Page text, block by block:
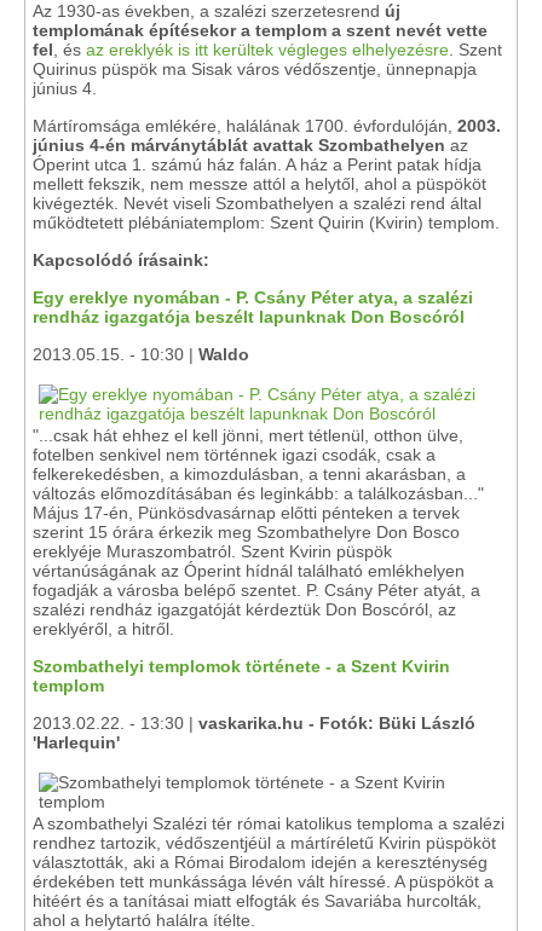
Az 1930-as években, a szalézi szerzetesrend új
templomának építésekor a templom a szent nevét vette
fel , és az ereklyék is itt kerültek végleges elhelyezésre . Szent
Quirinus püspök ma Sisak város védőszentje, ünnepnapja
június 4.
Mártíromsága emlékére, halálának 1700. évfordulóján, 2003.
június 4-én márványtáblát avattak Szombathelyen az
Óperint utca 1. számú ház falán. A ház a Perint patak hídja
mellett fekszik, nem messze attól a helytől, ahol a püspököt
kivégezték. Nevét viseli Szombathelyen a szalézi rend által
működtetett plébániatemplom: Szent Quirin (Kvirin) templom.
Kapcsolódó írásaink:
Egy ereklye nyomában - P. Csány Péter atya, a szalézi
rendház igazgatója beszélt lapunknak Don Boscóról
2013.05.15. - 10:30 | Waldo
"...csak hát ehhez el kell jönni, mert tétlenül, otthon ülve,
fotelben senkivel nem történnek igazi csodák, csak a
felkerekedésben, a kimozdulásban, a tenni akarásban, a
változás előmozdításában és leginkább: a találkozásban..."
Május 17-én, Pünkösdvasárnap előtti pénteken a tervek
szerint 15 órára érkezik meg Szombathelyre Don Bosco
ereklyéje Muraszombatról. Szent Kvirin püspök
vértanúságának az Óperint hídnál található emlékhelyen
fogadják a városba belépő szentet. P. Csány Péter atyát, a
szalézi rendház igazgatóját kérdeztük Don Boscóról, az
ereklyéről, a hitről.
Szombathelyi templomok története - a Szent Kvirin
templom
2013.02.22. - 13:30 | vaskarika.hu - Fotók: Büki László
'Harlequin'
A szombathelyi Szalézi tér római katolikus temploma a szalézi
rendhez tartozik, védőszentjéül a mártíréletű Kvirin püspököt
választották, aki a Római Birodalom idején a kereszténység
érdekében tett munkássága lévén vált híressé. A püspököt a
hitéért és a tanításai miatt elfogták és Savariába hurcolták,
ahol a helytartó halálra ítélte.